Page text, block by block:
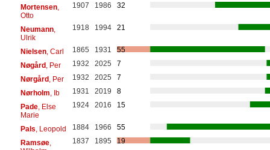
Mortensen,
Otto
1907 1986 32
Neumann,
Ulrik
1918 1994 21
Nielsen, Carl 1865 1931
55
Nøgård, Per 1932 2025
7
Nørgård, Per 1932 2025
7
Nørholm , Ib 1931 2019
8
Pade, Else
Marie
1924 2016 15
Pals , Leopold 1884 1966
55
Ramsøe,
1837 1895 19